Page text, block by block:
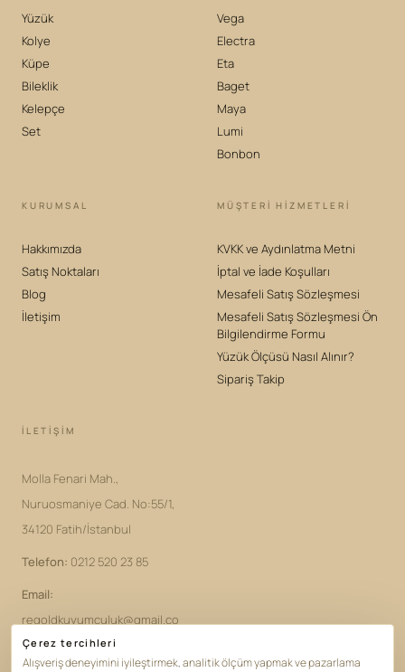
Yüzük
Kolye
Küpe
Bileklik
Kelepçe
Set
Vega
Electra
Eta
Baget
Maya
Lumi
Bonbon
KURUMSAL
Hakkımızda
Satış Noktaları
Blog
İletişim
MÜŞTERİ HİZMETLERİ
KVKK ve Aydınlatma Metni
İptal ve İade Koşulları
Mesafeli Satış Sözleşmesi
Mesafeli Satış Sözleşmesi Ön
Bilgilendirme Formu
Yüzük Ölçüsü Nasıl Alınır?
Sipariş Takip
İLETIŞIM
Molla Fenari Mah.,
Nuruosmaniye Cad. No:55/1,
34120 Fatih/İstanbul
Telefon: 0212 520 23 85
Email:
regoldkuyumculuk@gmail.co
m
Çerez tercihleri
Alışveriş deneyimini iyileştirmek, analitik ölçüm yapmak ve pazarlama